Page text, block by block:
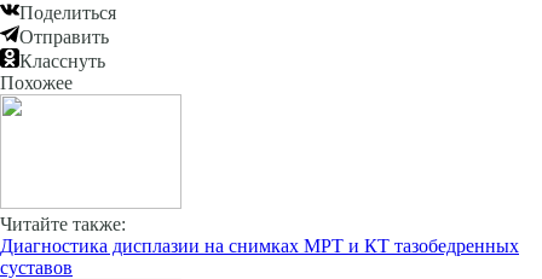
Поделиться
Отправить
Класснуть
Похожее
Читайте также:
Диагностика дисплазии на снимках МРТ и КТ тазобедренных
суставов